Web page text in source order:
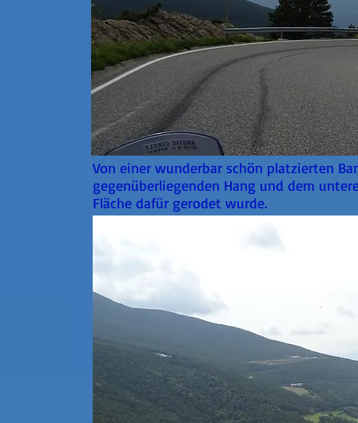
Von einer wunderbar schön platzierten
gegenüberliegenden Hang und dem
Fläche dafür gerodet wurde.